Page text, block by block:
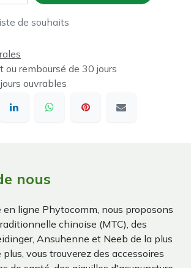
de souhaits
remboursé de 30 jours
ouvrables
nous
en ligne Phytocomm, nous proposons
chinoise (MTC), des
Ansuhenne et Neeb de la plus
vous trouverez des accessoires